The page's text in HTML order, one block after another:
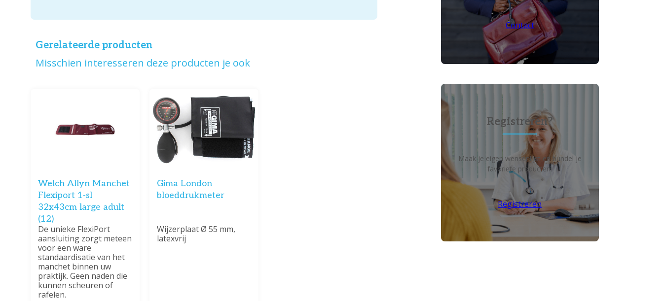
Gerelateerde producten
Misschien interesseren deze producten je ook
Welch Allyn Manchet
Flexiport 1-sl
32x43cm large adult
(12)
De unieke FlexiPort
aansluiting zorgt meteen
voor een ware
standaardisatie van het
manchet binnen uw
praktijk. Geen naden die
kunnen scheuren of
rafelen.
Gima London
bloeddrukmeter
Wijzerplaat Ø 55 mm,
latexvrij
Contact
Registreren?
Maak je eigen wensenlijst en bundel je
favoriete producten!
Registreren